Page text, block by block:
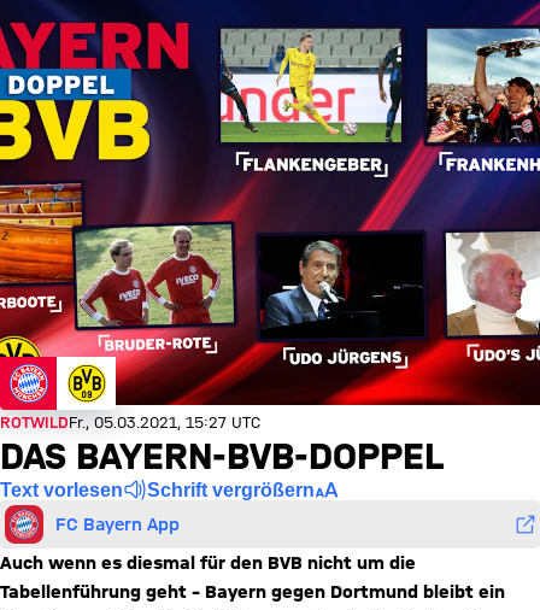
ROTWILDFr., 05.03.2021, 15:27 UTC
DAS BAYERN-BVB-DOPPEL
Text vorlesen Schrift vergrößern
FC Bayern App
Auch wenn es diesmal für den BVB nicht um die
Tabellenführung geht – Bayern gegen Dortmund bleibt ein